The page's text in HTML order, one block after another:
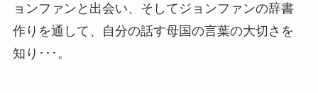
ョンファンと出会い、そしてジョンファンの辞書
作りを通して、自分の話す母国の言葉の大切さを
知り･･･。